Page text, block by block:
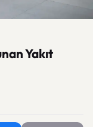
Yakıt